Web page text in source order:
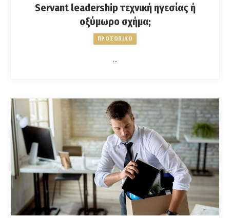
Servant leadership τεχνική ηγεσίας ή
οξύμωρο σχήμα;
ΠΡΟΣΩΠΙΚΟ
…